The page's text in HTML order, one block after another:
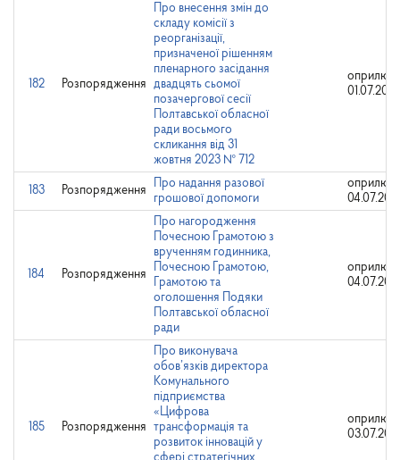
182 Розпорядження
Про внесення змін до
складу комісії з
реорганізації,
призначеної рішенням
пленарного засідання
двадцять сьомої
позачергової сесії
Полтавської обласної
ради восьмого
скликання від 31
жовтня 2023 № 712
183 Розпорядження
Про надання разової
грошової допомоги
184 Розпорядження
Про нагородження
Почесною Грамотою з
врученням годинника,
Почесною Грамотою,
Грамотою та
оголошення Подяки
Полтавської обласної
ради
185 Розпорядження
Про виконувача
обов’язків директора
Комунального
підприємства
«Цифрова
трансформація та
розвиток інновацій у